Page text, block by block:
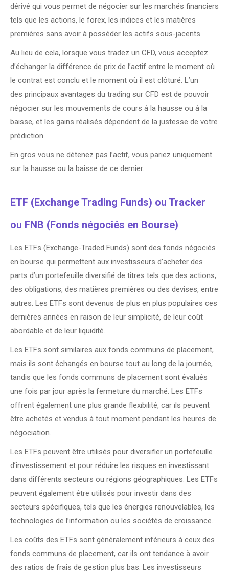
dérivé qui vous permet de négocier sur les marchés financiers
tels que les actions, le forex, les indices et les matières
premières sans avoir à posséder les actifs sous-jacents.
Au lieu de cela, lorsque vous tradez un CFD, vous acceptez
d’échanger la différence de prix de l’actif entre le moment où
le contrat est conclu et le moment où il est clôturé. L’un
des principaux avantages du trading sur CFD est de pouvoir
négocier sur les mouvements de cours à la hausse ou à la
baisse, et les gains réalisés dépendent de la justesse de votre
prédiction.
En gros vous ne détenez pas l’actif, vous pariez uniquement
sur la hausse ou la baisse de ce dernier.
ETF (Exchange Trading Funds) ou Tracker
ou FNB (Fonds négociés en Bourse)
Les ETFs (Exchange-Traded Funds) sont des fonds négociés
en bourse qui permettent aux investisseurs d’acheter des
parts d’un portefeuille diversifié de titres tels que des actions,
des obligations, des matières premières ou des devises, entre
autres. Les ETFs sont devenus de plus en plus populaires ces
dernières années en raison de leur simplicité, de leur coût
abordable et de leur liquidité.
Les ETFs sont similaires aux fonds communs de placement,
mais ils sont échangés en bourse tout au long de la journée,
tandis que les fonds communs de placement sont évalués
une fois par jour après la fermeture du marché. Les ETFs
offrent également une plus grande flexibilité, car ils peuvent
être achetés et vendus à tout moment pendant les heures de
négociation.
Les ETFs peuvent être utilisés pour diversifier un portefeuille
d’investissement et pour réduire les risques en investissant
dans différents secteurs ou régions géographiques. Les ETFs
peuvent également être utilisés pour investir dans des
secteurs spécifiques, tels que les énergies renouvelables, les
technologies de l’information ou les sociétés de croissance.
Les coûts des ETFs sont généralement inférieurs à ceux des
fonds communs de placement, car ils ont tendance à avoir
des ratios de frais de gestion plus bas. Les investisseurs